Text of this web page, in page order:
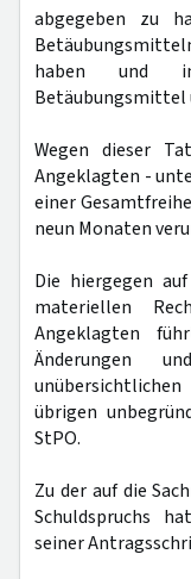
abgegeben zu
haben und
Betäubungsmittel
Wegen dieser
Angeklagten -
einer
neun Monaten
Die hiergegen
materiellen
Angeklagten
Änderungen
übrigen
StPO.
Zu der auf die
Schuldspruchs
seiner